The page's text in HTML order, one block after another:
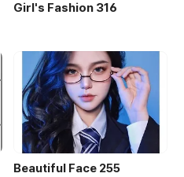
Girl's Fashion 316
Beautiful Face 255